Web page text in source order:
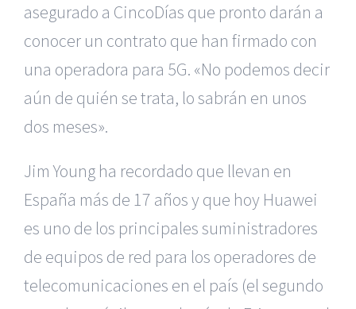
asegurado a CincoDías que pronto darán a
conocer un contrato que han firmado con
una operadora para 5G. «No podemos decir
aún de quién se trata, lo sabrán en unos
dos meses».
Jim Young ha recordado que llevan en
España más de 17 años y que hoy Huawei
es uno de los principales suministradores
de equipos de red para los operadores de
telecomunicaciones en el país (el segundo